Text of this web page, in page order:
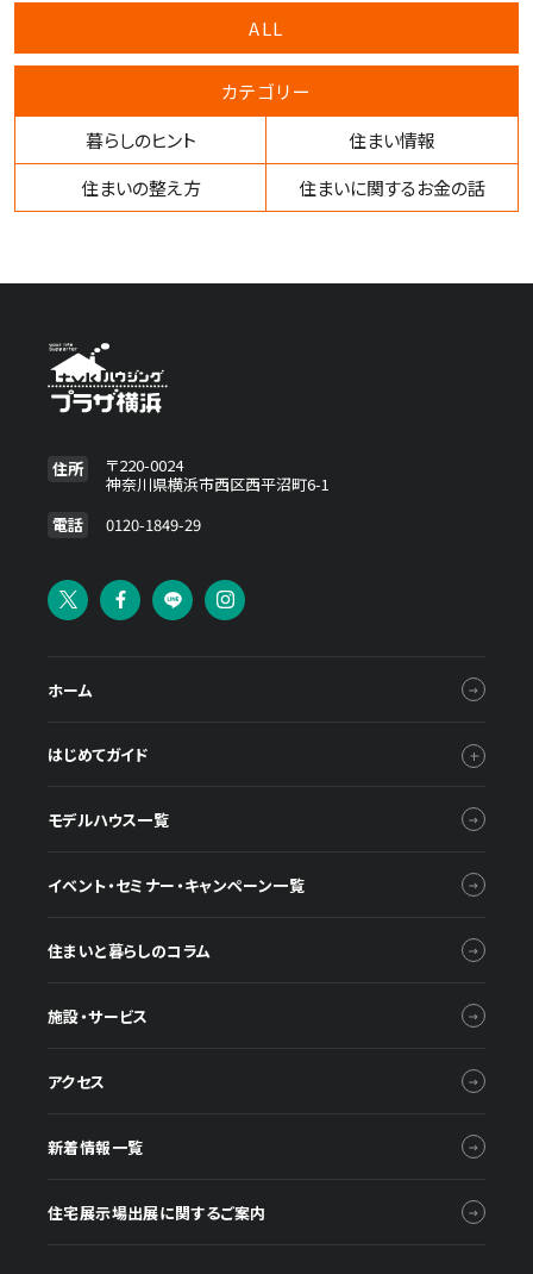
ALL
カテゴリー
暮らしのヒント
住まい情報
住まいの整え方
住まいに関するお金の話
住所
〒220-0024
神奈川県横浜市西区西平沼町6-1
電話
0120-1849-29
ホーム
はじめてガイド
モデルハウス一覧
イベント・セミナー・キャンペーン一覧
住まいと暮らしのコラム
施設・サービス
アクセス
新着情報一覧
住宅展示場出展に関するご案内